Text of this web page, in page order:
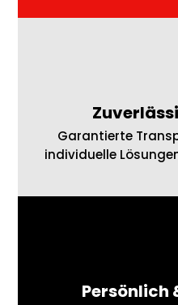
Garantierte
individuelle
Persönlich